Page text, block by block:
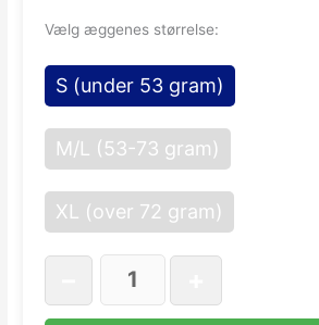
Vælg æggenes størrelse:
S (under 53 gram)
M/L (53-73 gram)
XL (over 72 gram)